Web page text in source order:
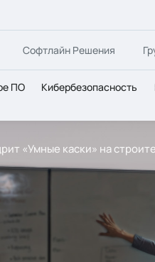
Софтлайн Решения
ПО Кибербезопасность
«Умные каски» на